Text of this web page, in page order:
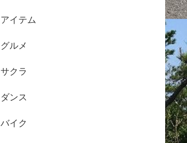
アイテム
グルメ
サクラ
ダンス
バイク